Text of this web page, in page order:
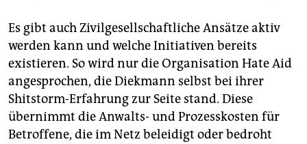
Es gibt auch Zivilgesellschaftliche Ansätze aktiv
werden kann und welche Initiativen bereits
existieren. So wird nur die Organisation Hate Aid
angesprochen, die Diekmann selbst bei ihrer
Shitstorm-Erfahrung zur Seite stand. Diese
übernimmt die Anwalts- und Prozesskosten für
Betroffene, die im Netz beleidigt oder bedroht